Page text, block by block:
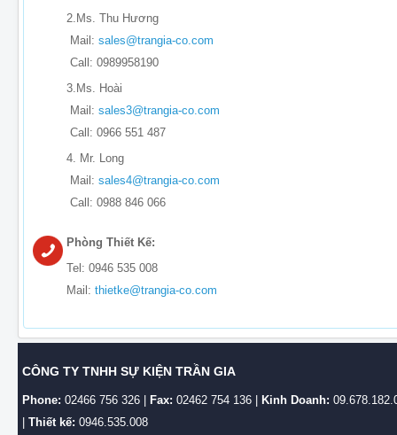
2.Ms. Thu Hương
Mail: sales@trangia-co.com
Call: 0989958190
3.Ms. Hoài
Mail: sales3@trangia-co.com
Call: 0966 551 487
4. Mr. Long
Mail: sales4@trangia-co.com
Call: 0988 846 066
Phòng Thiết Kế:
Tel: 0946 535 008
Mail: thietke@trangia-co.com
CÔNG TY TNHH SỰ KIỆN TRẦN GIA
Phone: 02466 756 326 | Fax: 02462 754 136 | Kinh Doanh:
| Thiết kế: 0946.535.008